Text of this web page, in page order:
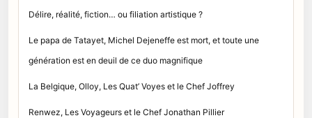
Délire, réalité, fiction… ou filiation artistique ?
Le papa de Tatayet, Michel Dejeneffe est mort, et toute une
génération est en deuil de ce duo magnifique
La Belgique, Olloy, Les Quat’ Voyes et le Chef Joffrey
Renwez, Les Voyageurs et le Chef Jonathan Pillier